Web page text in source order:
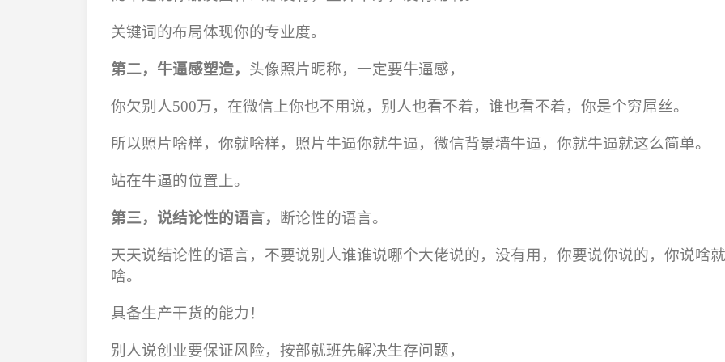
关键词的布局体现你的专业度。
第二，牛逼感塑造， 头像照片昵称，一定要牛逼感，
你欠别人500万，在微信上你也不用说，别人也看不着，谁也看不着，你是个穷屌丝。
所以照片啥样，你就啥样，照片牛逼你就牛逼，微信背景墙牛逼，你就牛逼就这么简单。
站在牛逼的位置上。
第三，说结论性的语言， 断论性的语言。
天天说结论性的语言，不要说别人谁谁说哪个大佬说的，没有用，你要说你说的，你说啥
啥。
具备生产干货的能力！
别人说创业要保证风险，按部就班先解决生存问题，